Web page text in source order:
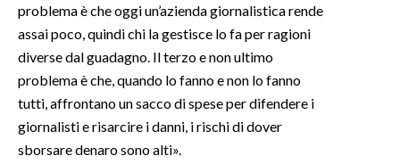
problema è che oggi un’azienda giornalistica rende
assai poco, quindi chi la gestisce lo fa per ragioni
diverse dal guadagno. Il terzo e non ultimo
problema è che, quando lo fanno e non lo fanno
tutti, affrontano un sacco di spese per difendere i
giornalisti e risarcire i danni, i rischi di dover
sborsare denaro sono alti».